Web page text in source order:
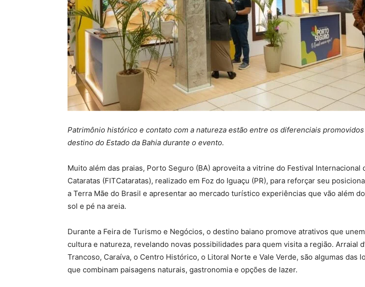
Patrimônio histórico e contato com a natureza estão entre os diferenciais
destino do Estado da Bahia durante o evento.
Muito além das praias, Porto Seguro (BA) aproveita a vitrine do Festival Internacional
Cataratas (FITCataratas), realizado em Foz do Iguaçu (PR), para reforçar seu
a Terra Mãe do Brasil e apresentar ao mercado turístico experiências que vão além
sol e pé na areia.
Durante a Feira de Turismo e Negócios, o destino baiano promove atrativos que
cultura e natureza, revelando novas possibilidades para quem visita a região. Arraial
Trancoso, Caraíva, o Centro Histórico, o Litoral Norte e Vale Verde, são algumas das
que combinam paisagens naturais, gastronomia e opções de lazer.